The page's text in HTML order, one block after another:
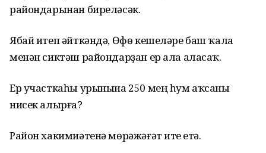
райондарынан биреләсәк.
Ябай итеп әйткәндә, Өфө кешеләре баш ҡала
менән сиктәш райондарҙан ер ала аласаҡ.
Ер участкаһы урынына 250 мең һум аҡсаны
нисек алырға?
Район хакимиәтенә мөрәжәғәт итеү етә.